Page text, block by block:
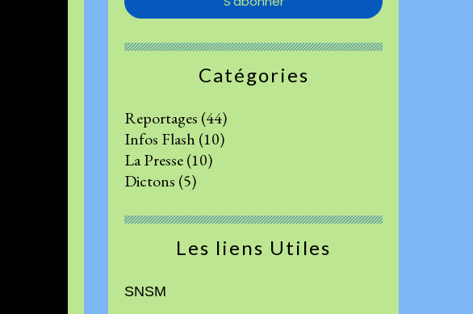
Catégories
Reportages (44)
Infos Flash (10)
La Presse(10)
Dictons (5)
Les liens Utiles
SNSM